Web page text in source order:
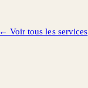
← Voir tous les services